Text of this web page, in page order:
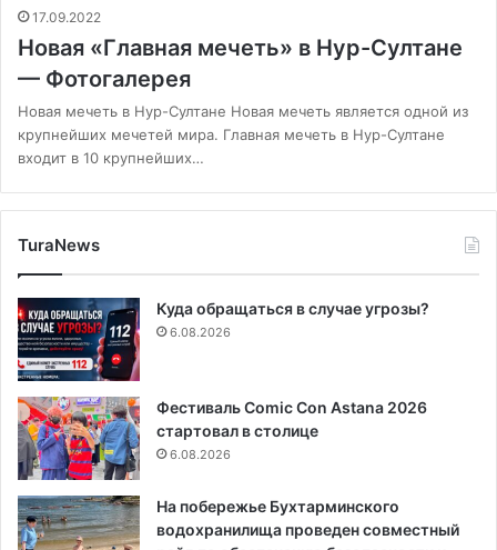
17.09.2022
Новая «Главная мечеть» в Нур-Султане
— Фотогалерея
Новая мечеть в Нур-Султане Новая мечеть является одной из
крупнейших мечетей мира. Главная мечеть в Нур-Султане
входит в 10 крупнейших…
TuraNews
Куда обращаться в случае угрозы?
6.08.2026
Фестиваль Comic Con Astana 2026
стартовал в столице
6.08.2026
На побережье Бухтарминского
водохранилища проведен совместный